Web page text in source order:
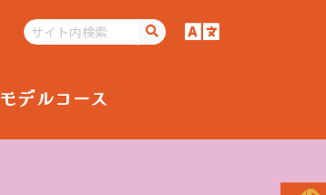
モデルコース